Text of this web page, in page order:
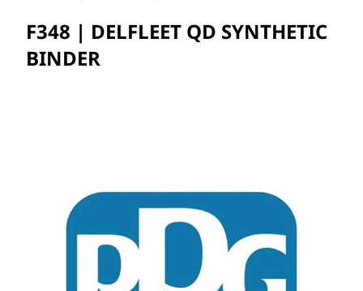
F348 | DELFLEET QD SYNTHETIC
BINDER